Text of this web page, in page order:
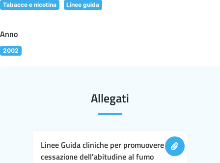
Tabacco e nicotina Linee guida
Anno
2002
Allegati
Linee Guida cliniche per promuovere la
cessazione dell'abitudine al fumo